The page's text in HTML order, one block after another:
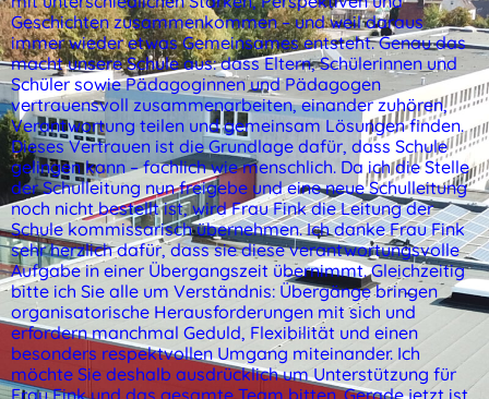
Geschichten zusammenkommen – und weil daraus
immer wieder etwas Gemeinsames entsteht. Genau das
macht unsere Schule aus: dass Eltern, Schülerinnen und
Schüler sowie Pädagoginnen und Pädagogen
vertrauensvoll zusammenarbeiten, einander zuhören,
Verantwortung teilen und gemeinsam Lösungen finden.
Dieses Vertrauen ist die Grundlage dafür, dass Schule
gelingen kann – fachlich wie menschlich. Da ich die Stelle
der Schulleitung nun freigebe und eine neue Schulleitung
noch nicht bestellt ist, wird Frau Fink die Leitung der
Schule kommissarisch übernehmen. Ich danke Frau Fink
sehr herzlich dafür, dass sie diese verantwortungsvolle
Aufgabe in einer Übergangszeit übernimmt. Gleichzeitig
bitte ich Sie alle um Verständnis: Übergänge bringen
organisatorische Herausforderungen mit sich und
erfordern manchmal Geduld, Flexibilität und einen
besonders respektvollen Umgang miteinander. Ich
möchte Sie deshalb ausdrücklich um Unterstützung für
Frau Fink und das gesamte Team bitten. Gerade jetzt ist